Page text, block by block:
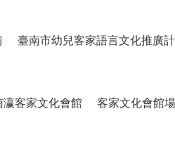
臺南市幼兒客家語言文化推廣
瀛客家文化會館 客家文化會館